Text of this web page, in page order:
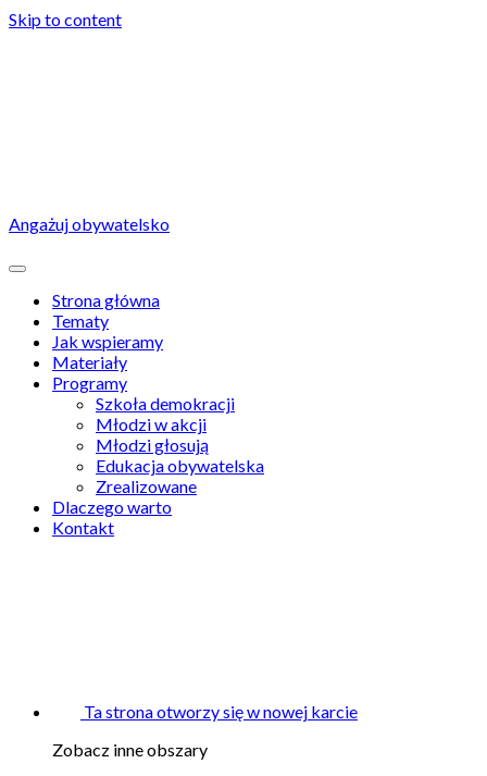
Skip to content
Angażuj obywatelsko
Strona główna
Tematy
Jak wspieramy
Materiały
Programy
Szkoła demokracji
Młodzi w akcji
Młodzi głosują
Edukacja obywatelska
Zrealizowane
Dlaczego warto
Kontakt
Ta strona otworzy się w nowej karcie
Zobacz inne obszary